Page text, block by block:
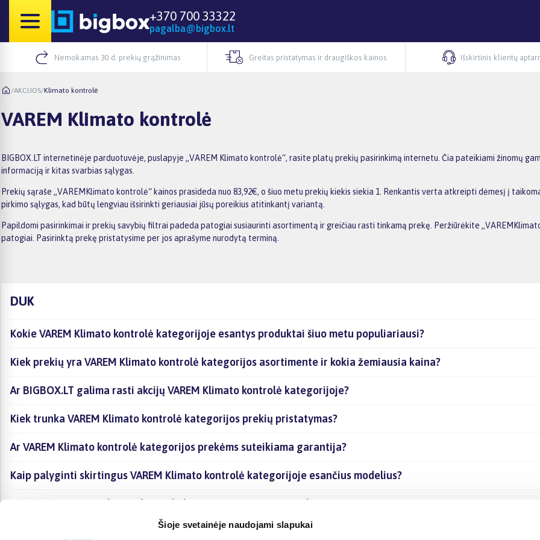
Šioje svetainėje naudojami slapukai
+370 700 33322
pagalba@bigbox.lt
Nemokamas 30 d. prekių grąžinimas Greitas pristatymas ir draugiškos kainos Išskirtinis klientų
/AKCIJOS/Klimato kontrolė
VAREM Klimato kontrolė
BIGBOX.LT internetinėje parduotuvėje, puslapyje „VAREM Klimato kontrolė“, rasite platų prekių pasirinkimą internetu. Čia pateikiami žinomų
informaciją ir kitas svarbias sąlygas.
Prekių sąraše „VAREMKlimato kontrolė“ kainos prasideda nuo 83,92€, o šiuo metu prekių kiekis siekia 1. Renkantis verta atkreipti dėmesį į
pirkimo sąlygas, kad būtų lengviau išsirinkti geriausiai jūsų poreikius atitinkantį variantą.
Papildomi pasirinkimai ir prekių savybių filtrai padeda patogiai susiaurinti asortimentą ir greičiau rasti tinkamą prekę. Peržiūrėkite
patogiai. Pasirinktą prekę pristatysime per jos aprašyme nurodytą terminą.
DUK
Kokie VAREM Klimato kontrolė kategorijoje esantys produktai šiuo metu populiariausi?
Kiek prekių yra VAREM Klimato kontrolė kategorijos asortimente ir kokia žemiausia kaina?
Ar BIGBOX.LT galima rasti akcijų VAREM Klimato kontrolė kategorijoje?
Kiek trunka VAREM Klimato kontrolė kategorijos prekių pristatymas?
Ar VAREM Klimato kontrolė kategorijos prekėms suteikiama garantija?
Kaip palyginti skirtingus VAREM Klimato kontrolė kategorijoje esančius modelius?
Kaip įsigyti VAREM Klimato kontrolė kategorijoje esančias prekes internetu?